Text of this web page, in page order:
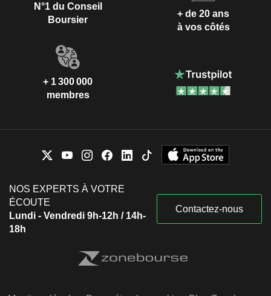
N°1 du Conseil
Boursier
+ de 20 ans
à vos côtés
+ 1 300 000
membres
NOS EXPERTS À VOTRE
ÉCOUTE
Lundi - Vendredi 9h-12h / 14h-
18h
Contactez-nous